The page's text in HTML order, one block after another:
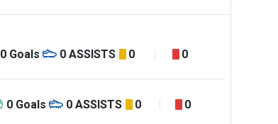
0 Goals 0 ASSISTS 0 0
0 Goals 0 ASSISTS 0 0